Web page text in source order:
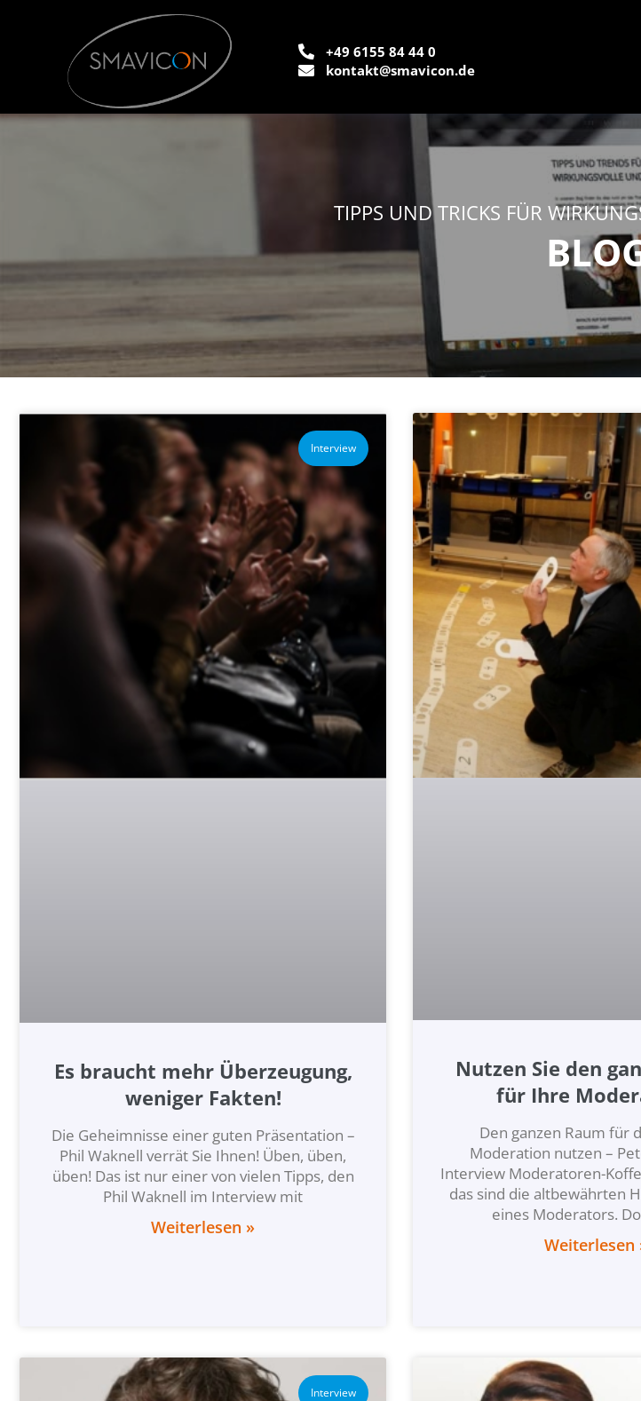
+49 6155 84 44 0
kontakt@smavicon.de
TIPPS UND TRICKS FÜR
Interview
Es braucht mehr Überzeugung,
weniger Fakten!
Die Geheimnisse einer guten Präsentation –
Phil Waknell verrät Sie Ihnen! Üben, üben,
üben! Das ist nur einer von vielen Tipps, den
Phil Waknell im Interview mit
Weiterlesen »
Nutzen Sie den
für Ihre
Den ganzen Raum für
Moderation nutzen –
Interview Moderatoren-
das sind die altbewährten
eines Moderators.
Weiterlesen
Interview